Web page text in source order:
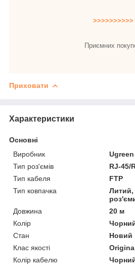
>>>>>>>>>>
Приємних
Приховати
Характеристики
Основні
Виробник
Ugreen
Тип роз'ємів
RJ-45/
Тип кабеля
FTP
Тип ковпачка
Литий,
Довжина
20 м
Колір
Стан
Новий
Клас якості
Колір кабелю